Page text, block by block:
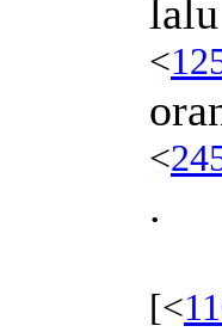
<
<
.
[<